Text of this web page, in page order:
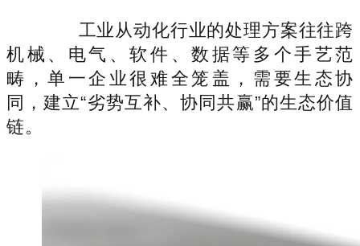
工业从动化行业的处理方案往往跨
机械、电气、软件、数据等多个手艺范
畴，单一企业很难全笼盖，需要生态协
同，建立“劣势互补、协同共赢”的生态价值
链。